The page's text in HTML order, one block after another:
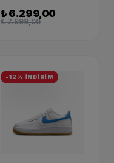
₺ 6.299,00
₺ 7.999,00
-12% İNDİRİM